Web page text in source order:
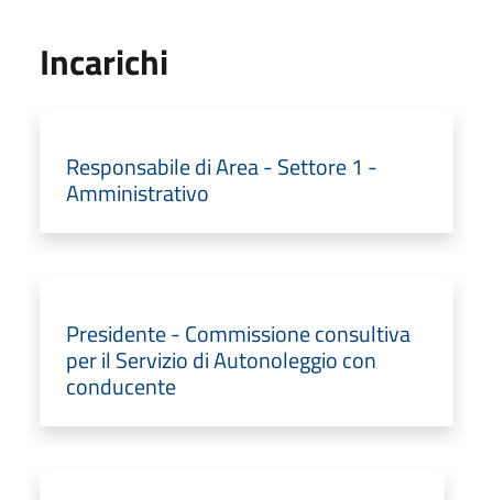
Incarichi
Responsabile di Area - Settore 1 -
Amministrativo
Presidente - Commissione consultiva
per il Servizio di Autonoleggio con
conducente